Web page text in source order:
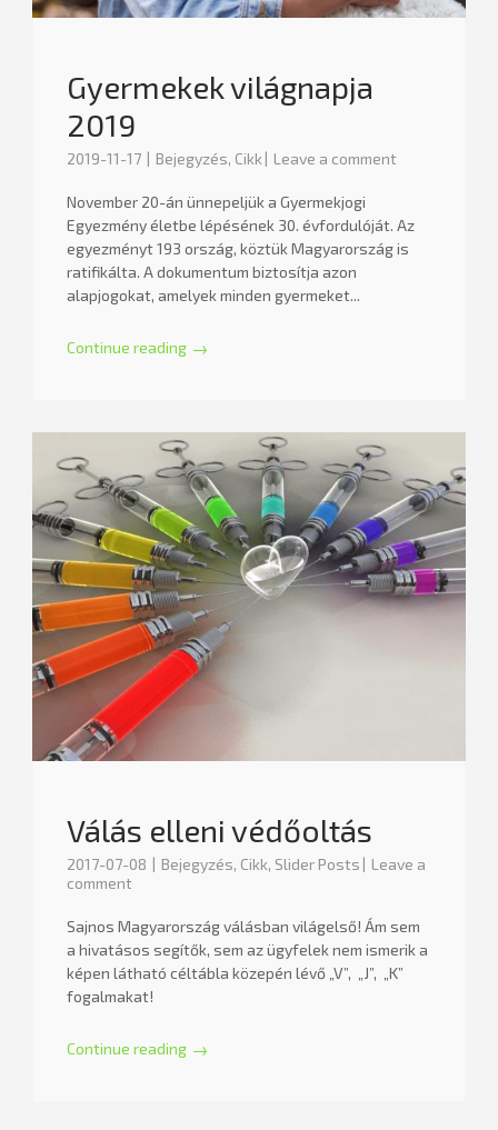
Gyermekek világnapja
2019
2019-11-17 Bejegyzés, Cikk Leave a comment
November 20-án ünnepeljük a Gyermekjogi
Egyezmény életbe lépésének 30. évfordulóját. Az
egyezményt 193 ország, köztük Magyarország is
ratifikálta. A dokumentum biztosítja azon
alapjogokat, amelyek minden gyermeket...
Continue reading →
Válás elleni védőoltás
2017-07-08 Bejegyzés, Cikk, Slider Posts
Leave a
comment
Sajnos Magyarország válásban világelső! Ám sem
a hivatásos segítők, sem az ügyfelek nem ismerik a
képen látható céltábla közepén lévő „V”, „J”, „K”
fogalmakat!
Continue reading →